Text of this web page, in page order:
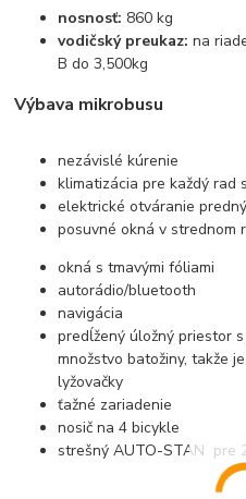
nosnosť: 860 kg
vodičský preukaz: na
B do 3,500kg
Výbava mikrobusu
nezávislé kúrenie
klimatizácia pre každý rad
elektrické otváranie
posuvné okná v strednom
okná s tmavými fóliami
autorádio/bluetooth
navigácia
predĺžený úložný priestor
množstvo batožiny, takže
lyžovačky
ťažné zariadenie
nosič na 4 bicykle
strešný AUTO-STAN pre